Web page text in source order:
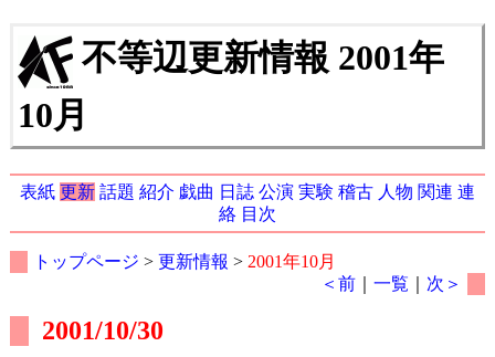
不等辺更新情報 2001年
10月
表紙 更新 話題 紹介 戯曲 日誌 公演 実験 稽古 人物 関連 連
絡 目次
トップページ > 更新情報 > 2001年10月
＜前 ｜一覧 次＞
2001/10/30